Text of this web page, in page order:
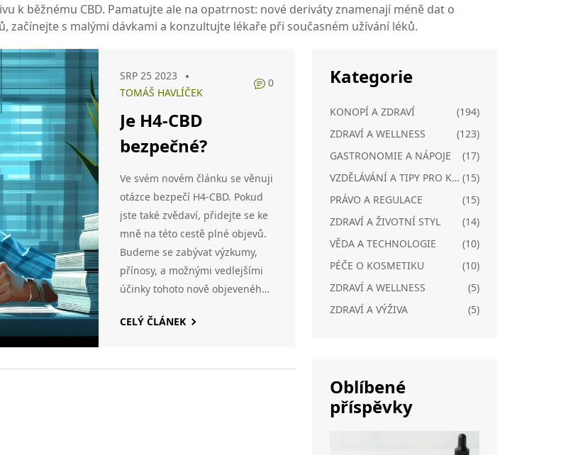
k běžnému CBD. Pamatujte ale na opatrnost: nové deriváty znamenají méně dat o
s malými dávkami a konzultujte lékaře při současném užívání léků.
SRP 25 2023
TOMÁŠ HAVLÍČEK
0
Je H4-CBD
bezpečné?
Ve svém novém článku se věnuji
otázce bezpečí H4-CBD. Pokud
jste také zvědaví, přidejte se ke
mně na této cestě plné objevů.
Budeme se zabývat výzkumy,
přínosy, a možnými vedlejšími
účinky tohoto nově objeveného
způsobem nám může H4-CBD
CELÝ ČLÁNEK
Kategorie
KONOPÍ A ZDRAVÍ
(194)
ZDRAVÍ A WELLNESS
(123)
GASTRONOMIE A NÁPOJE
(17)
VZDĚLÁVÁNÍ A TIPY PRO KONOPÍ (15)
PRÁVO A REGULACE
(15)
ZDRAVÍ A ŽIVOTNÍ STYL
(14)
VĚDA A TECHNOLOGIE
(10)
PÉČE O KOSMETIKU
(10)
ZDRAVÍ A WELLNESS
(5)
ZDRAVÍ A VÝŽIVA
(5)
Oblíbené
příspěvky